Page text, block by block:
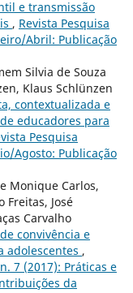
e transmissão
, Revista Pesquisa
Abril: Publicação
Silvia de Souza
Klaus Schlünzen
contextualizada e
educadores para
Pesquisa
Agosto: Publicação
Monique Carlos,
Freitas, José
Carvalho
convivência e
adolescentes ,
7 (2017): Práticas e
da